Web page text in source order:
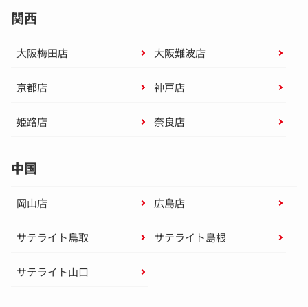
関西
大阪梅田店 大阪難波店
京都店 神戸店
姫路店 奈良店
中国
岡山店 広島店
サテライト鳥取 サテライト島根
サテライト山口